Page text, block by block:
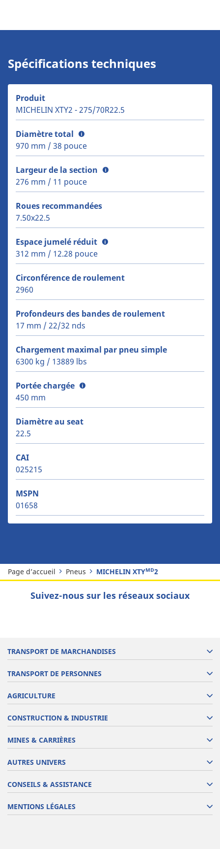
Spécifications techniques
Produit
MICHELIN XTY2 - 275/70R22.5
Diamètre total
970 mm / 38 pouce
Largeur de la section
276 mm / 11 pouce
Roues recommandées
7.50x22.5
Espace jumelé réduit
312 mm / 12.28 pouce
Circonférence de roulement
2960
Profondeurs des bandes de roulement
17 mm / 22/32 nds
Chargement maximal par pneu simple
6300 kg / 13889 lbs
Portée chargée
450 mm
Diamètre au seat
22.5
CAI
025215
MSPN
01658
Page d’accueil Pneus MICHELIN XTYᴹᴰ2
Suivez-nous sur les réseaux sociaux
TRANSPORT DE MARCHANDISES
TRANSPORT DE PERSONNES
AGRICULTURE
CONSTRUCTION & INDUSTRIE
MINES & CARRIÈRES
AUTRES UNIVERS
CONSEILS & ASSISTANCE
MENTIONS LÉGALES